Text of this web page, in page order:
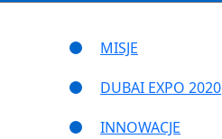
MISJE
DUBAI EXPO 2020
INNOWACJE